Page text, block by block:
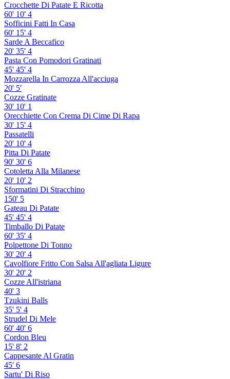
Crocchette Di Patate E Ricotta
60' 10' 4
Sofficini Fatti In Casa
60' 15' 4
Sarde A Beccafico
20' 35' 4
Pasta Con Pomodori Gratinati
45' 45' 4
Mozzarella In Carrozza All'acciuga
20' 5'
Cozze Gratinate
30' 10' 1
Orecchiette Con Crema Di Cime Di Rapa
30' 15' 4
Passatelli
20' 10' 4
Pitta Di Patate
90' 30' 6
Cotoletta Alla Milanese
20' 10' 2
Sformatini Di Stracchino
150' 5
Gateau Di Patate
45' 45' 4
Timballo Di Patate
60' 35' 4
Polpettone Di Tonno
30' 20' 4
Cavolfiore Fritto Con Salsa All'agliata Ligure
30' 20' 2
Cozze All'istriana
40' 3
Tzukini Balls
35' 5' 4
Strudel Di Mele
60' 40' 6
Cordon Bleu
15' 8' 2
Cappesante Al Gratin
45' 6
Sartu' Di Riso